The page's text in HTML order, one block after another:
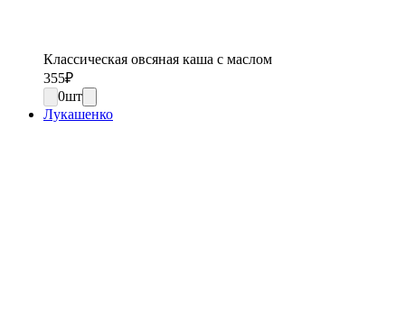
Классическая овсяная каша с маслом
355₽
0шт
Лукашенко